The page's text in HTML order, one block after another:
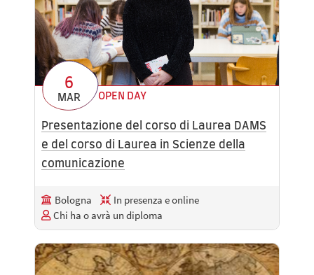
6
MAR OPEN DAY
Presentazione del corso di Laurea DAMS
e del corso di Laurea in Scienze della
comunicazione
Bologna
In presenza e online
Chi ha o avrà un diploma